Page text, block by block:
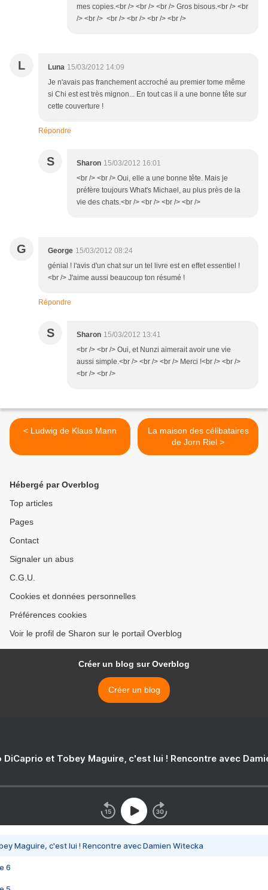
mes copies.<br /> <br /> <br /> Gros bisous.<br /> <br
/> <br /> <br /> <br /> <br /> <br />
L Luna 15/03/2012 14:09
Je n'avais pas franchement accroché au premier tome même
si Chi est est très mignon... En tout cas il a une bonne tête sur
cette couverture !
Répondre
S Sharon 15/03/2012 16:01
<br /> <br /> Oui, elle a une bonne tête. Mais je
préfère toujours What's Michael, au plus près de la
vie des chats.<br /> <br /> <br /> <br />
G George 15/03/2012 08:24
génial ! l'avis d'un chat sur un tel livre est en effet essentiel !
<br /> J'aime aussi beaucoup ton résumé !
Répondre
S Sharon 15/03/2012 13:41
<br /> <br /> Oui, et Nunzi aimerait avoir une vie
aussi simple.<br /> <br /> <br /> Merci !<br /> <br />
<br /> <br />
< Ludwig de Klaus Mann
La maison des célibataires
de Jorn Riel >
Hébergé par Overblog
Top articles
Pages
Contact
Signaler un abus
C.G.U.
Cookies et données personnelles
Préférences cookies
Voir le profil de Sharon sur le portail Overblog
Créer un blog sur Overblog
Créer un blog
DiCaprio et Tobey Maguire, c'est lui ! Rencontre avec
Maguire, c'est lui ! Rencontre avec Damien Witecka
6